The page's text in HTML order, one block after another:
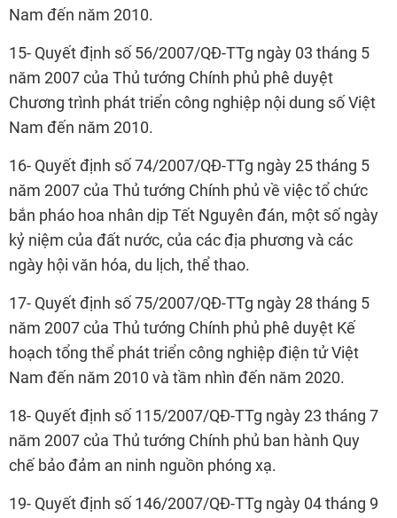
Nam đến năm 2010.
15- Quyết định số 56/2007/QĐ-TTg ngày 03 tháng 5
năm 2007 của Thủ tướng Chính phủ phê duyệt
Chương trình phát triển công nghiệp nội dung số Việt
Nam đến năm 2010.
16- Quyết định số 74/2007/QĐ-TTg ngày 25 tháng 5
năm 2007 của Thủ tướng Chính phủ về việc tổ chức
bắn pháo hoa nhân dịp Tết Nguyên đán, một số ngày
kỷ niệm của đất nước, của các địa phương và các
ngày hội văn hóa, du lịch, thể thao.
17- Quyết định số 75/2007/QĐ-TTg ngày 28 tháng 5
năm 2007 của Thủ tướng Chính phủ phê duyệt Kế
hoạch tổng thể phát triển công nghiệp điện tử Việt
Nam đến năm 2010 và tầm nhìn đến năm 2020.
18- Quyết định số 115/2007/QĐ-TTg ngày 23 tháng 7
năm 2007 của Thủ tướng Chính phủ ban hành Quy
chế bảo đảm an ninh nguồn phóng xạ.
19- Quyết định số 146/2007/QĐ-TTg ngày 04 tháng 9